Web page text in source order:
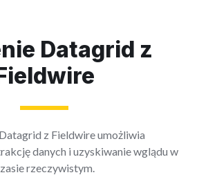
Datagrid z
z Fieldwire umożliwia
danych i uzyskiwanie wglądu w
rzeczywistym.